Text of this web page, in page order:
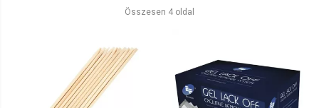
Összesen 4 oldal